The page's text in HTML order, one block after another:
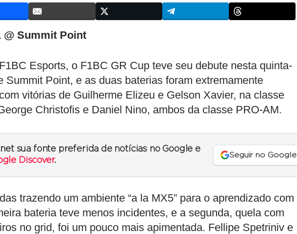
@ Summit Point
Esports, o F1BC GR Cup teve seu debute nesta quinta-
Summit Point, e as duas baterias foram extremamente
vitórias de Guilherme Elizeu e Gelson Xavier, na classe
Christofis e Daniel Nino, ambos da classe PRO-AM.
sua fonte preferida de notícias no Google e
Discover.
Seguir no Google
trazendo um ambiente “a la MX5” para o aprendizado com
bateria teve menos incidentes, e a segunda, quela com
no grid, foi um pouco mais apimentada. Fellipe Spetriniv e